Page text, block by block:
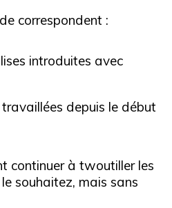
correspondent :
introduites avec
depuis le début
continuer à twoutiller les
souhaitez, mais sans